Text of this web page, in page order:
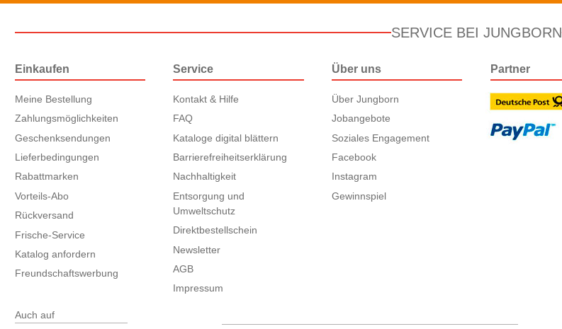
SERVICE BEI JUNGBORN
Einkaufen
Meine Bestellung
Zahlungsmöglichkeiten
Geschenksendungen
Lieferbedingungen
Rabattmarken
Vorteils-Abo
Rückversand
Frische-Service
Katalog anfordern
Freundschaftswerbung
Service
Kontakt & Hilfe
FAQ
Kataloge digital blättern
Barrierefreiheitserklärung
Nachhaltigkeit
Entsorgung und
Umweltschutz
Direktbestellschein
Newsletter
AGB
Impressum
Über uns
Über Jungborn
Jobangebote
Soziales Engagement
Facebook
Instagram
Gewinnspiel
Partner
Auch auf